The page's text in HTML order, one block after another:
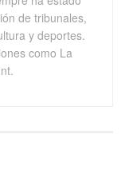
de tribunales,
y deportes.
como La